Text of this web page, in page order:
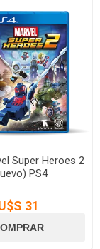
Super Heroes 2
PS4
31